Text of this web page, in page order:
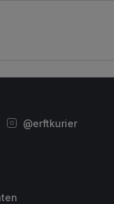
@erftkurier